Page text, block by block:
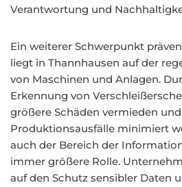
Verantwortung und
Ein weiterer Schwerpunkt
liegt in Thannhausen auf der
von Maschinen und Anlagen.
Erkennung von
größere Schäden vermieden
Produktionsausfälle minimiert
auch der Bereich der
immer größere Rolle.
auf den Schutz sensibler Daten